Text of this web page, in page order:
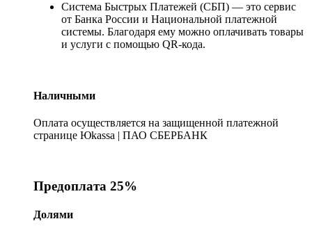
Система Быстрых Платежей (СБП) — это сервис
от Банка России и Национальной платежной
системы. Благодаря ему можно оплачивать товары
и услуги с помощью QR-кода.
Наличными
Оплата осуществляется на защищенной платежной
странице Юkassa | ПАО СБЕРБАНК
Предоплата 25%
Долями